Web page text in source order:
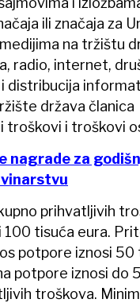
ili značaja za
na tržištu
radio, internet,
distribucija
država članica
troškovi i troškovi
nagrade za
prihvatljivih
100 tisuća eura.
potpore iznosi 50
potpore iznosi do
troškova.